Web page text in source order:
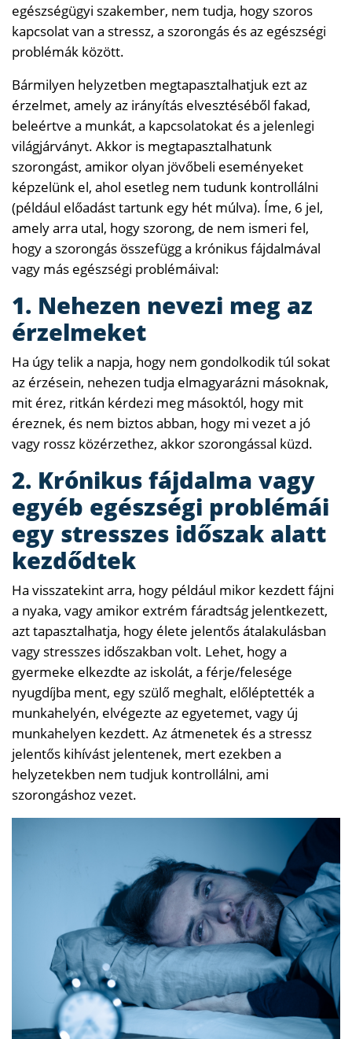
egészségügyi szakember, nem tudja, hogy szoros
kapcsolat van a stressz, a szorongás és az egészségi
problémák között.
Bármilyen helyzetben megtapasztalhatjuk ezt az
érzelmet, amely az irányítás elvesztéséből fakad,
beleértve a munkát, a kapcsolatokat és a jelenlegi
világjárványt. Akkor is megtapasztalhatunk
szorongást, amikor olyan jövőbeli eseményeket
képzelünk el, ahol esetleg nem tudunk kontrollálni
(például előadást tartunk egy hét múlva). Íme, 6 jel,
amely arra utal, hogy szorong, de nem ismeri fel,
hogy a szorongás összefügg a krónikus fájdalmával
vagy más egészségi problémáival:
1. Nehezen nevezi meg az
érzelmeket
Ha úgy telik a napja, hogy nem gondolkodik túl sokat
az érzésein, nehezen tudja elmagyarázni másoknak,
mit érez, ritkán kérdezi meg másoktól, hogy mit
éreznek, és nem biztos abban, hogy mi vezet a jó
vagy rossz közérzethez, akkor szorongással küzd.
2. Krónikus fájdalma vagy
egyéb egészségi problémái
egy stresszes időszak alatt
kezdődtek
Ha visszatekint arra, hogy például mikor kezdett fájni
a nyaka, vagy amikor extrém fáradtság jelentkezett,
azt tapasztalhatja, hogy élete jelentős átalakulásban
vagy stresszes időszakban volt. Lehet, hogy a
gyermeke elkezdte az iskolát, a férje/felesége
nyugdíjba ment, egy szülő meghalt, előléptették a
munkahelyén, elvégezte az egyetemet, vagy új
munkahelyen kezdett. Az átmenetek és a stressz
jelentős kihívást jelentenek, mert ezekben a
helyzetekben nem tudjuk kontrollálni, ami
szorongáshoz vezet.